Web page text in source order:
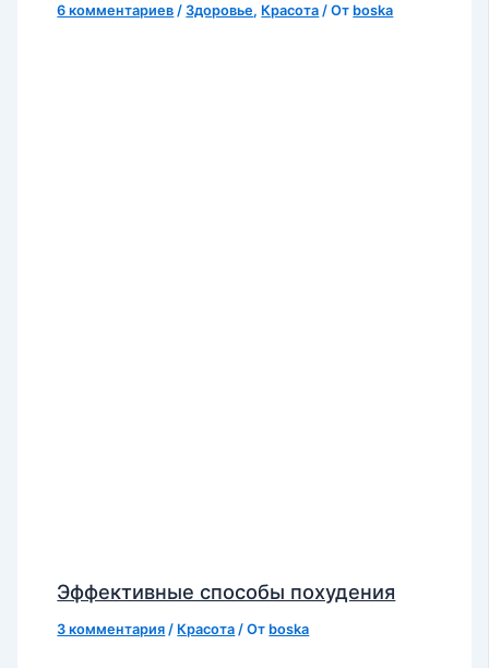
6 комментариев /Здоровье, Красота / От boska
Эффективные способы похудения
3 комментария / Красота / От boska